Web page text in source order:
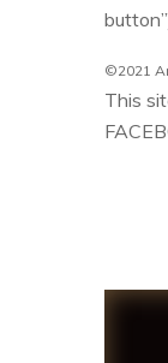
©2021
This